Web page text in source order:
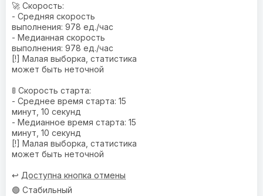
🚀 Скорость:
- Средняя скорость
выполнения: 978 ед./час
- Медианная скорость
выполнения: 978 ед./час
[!] Малая выборка, статистика
может быть неточной
🚦 Скорость старта:
- Среднее время старта: 15
минут, 10 секунд
- Медианное время старта: 15
минут, 10 секунд
[!] Малая выборка, статистика
может быть неточной
↩️ Доступна кнопка отмены
🟢 Стабильный